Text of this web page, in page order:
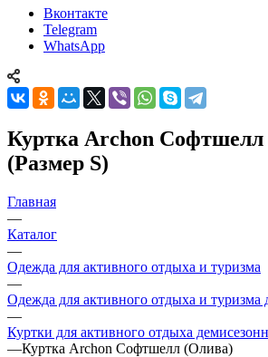
Вконтакте
Telegram
WhatsApp
Куртка Archon
(Размер S)
Главная
—
Каталог
—
Одежда для активного отдыха и туризма
—
Одежда для активного отдыха и туризма
—
Куртки для активного отдыха
—Куртка Archon Софтшелл (Олива)